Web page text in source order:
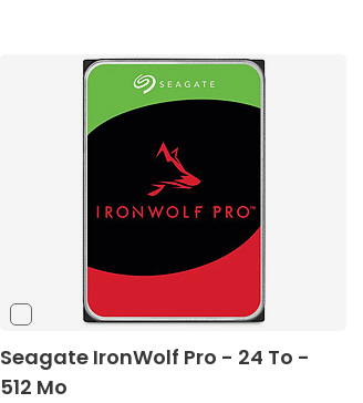
Seagate IronWolf Pro - 24 To -
512 Mo